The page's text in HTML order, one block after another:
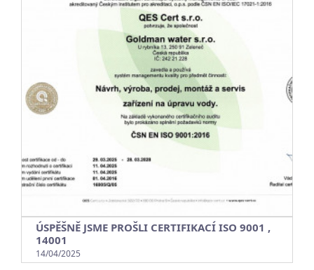
ÚSPĚŠNĚ JSME PROŠLI CERTIFIKACÍ ISO 9001 ,
14001
14/04/2025